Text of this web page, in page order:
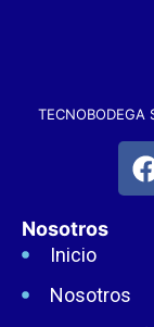
TECNOBODEGA
Nosotros
Inicio
Nosotros